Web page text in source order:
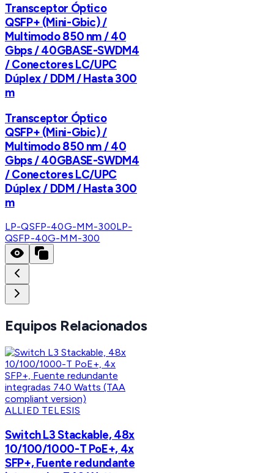
Transceptor Óptico
QSFP+ (Mini-Gbic) /
Multimodo 850 nm / 40
Gbps / 40GBASE-SWDM4
/ Conectores LC/UPC
Dúplex / DDM / Hasta 300
m
Transceptor Óptico
QSFP+ (Mini-Gbic) /
Multimodo 850 nm / 40
Gbps / 40GBASE-SWDM4
/ Conectores LC/UPC
Dúplex / DDM / Hasta 300
m
LP-QSFP-40G-MM-300LP-
QSFP-40G-MM-300
Equipos Relacionados
ALLIED TELESIS
Switch L3 Stackable, 48x
10/100/1000-T PoE+, 4x
SFP+, Fuente redundante